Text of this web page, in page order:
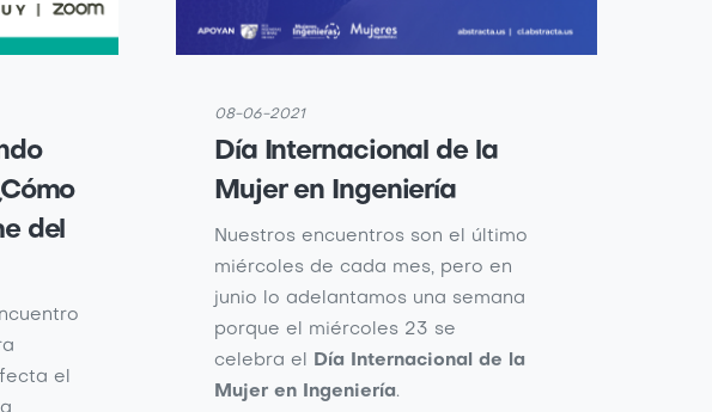
del
el
08-06-2021
Día Internacional de la
Mujer en Ingeniería
Nuestros encuentros son el último
miércoles de cada mes, pero en
junio lo adelantamos una semana
porque el miércoles 23 se
celebra el
Día Internacional de la
Mujer en Ingeniería.